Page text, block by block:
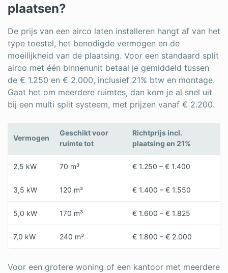
plaatsen?
De prijs van een airco laten installeren hangt af van het
type toestel, het benodigde vermogen en de
moeilijkheid van de plaatsing. Voor een standaard split
airco met één binnenunit betaal je gemiddeld tussen
de € 1.250 en € 2.000, inclusief 21% btw en montage.
Gaat het om meerdere ruimtes, dan kom je al snel uit
bij een multi split systeem, met prijzen vanaf € 2.200.
Vermogen
Geschikt voor
ruimte tot
Richtprijs incl.
plaatsing en 21%
2,5 kW 70 m³ € 1.250 – € 1.400
3,5 kW 120 m³ € 1.400 – € 1.550
5,0 kW 170 m³ € 1.600 – € 1.825
7,0 kW 240 m³ € 1.800 – € 2.000
Voor een grotere woning of een kantoor met meerdere